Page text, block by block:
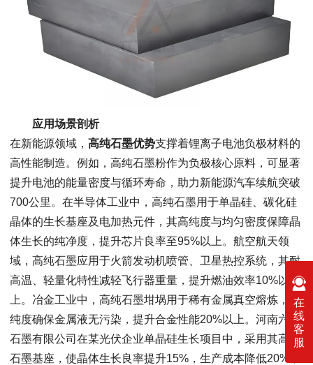
应用场景剖析
在新能源领域， 高纯石墨优势支撑着锂离子电池负极材料的
高性能制造。例如，高纯石墨粉作为负极核心原料，可显著
提升电池的能量密度与循环寿命，助力新能源汽车续航突破
700公里。在半导体工业中，高纯石墨用于单晶硅、碳化硅
晶体的生长基座及电加热元件，其高纯度与均匀密度保障晶
体生长的纯净度，提升芯片良率至95%以上。航空航天领
域，高纯石墨应用于火箭发动机喷管、卫星热控系统，其耐
高温、轻量化特性减轻飞行器重量，提升燃油效率10%以
上。冶金工业中，高纯石墨坩埚用于稀有金属真空熔炼，高
纯度确保金属液无污染，提升合金性能20%以上。河南六工
石墨有限公司在某光伏企业单晶硅生长项目中，采用其高纯
石墨基座，使晶体生长良率提升15%，生产成本降低20%，
在
线
客
服